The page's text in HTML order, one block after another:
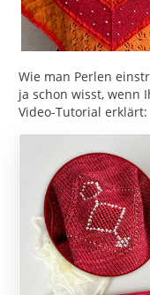
Wie man Perlen
ja schon wisst, wenn
Video-Tutorial erklärt: